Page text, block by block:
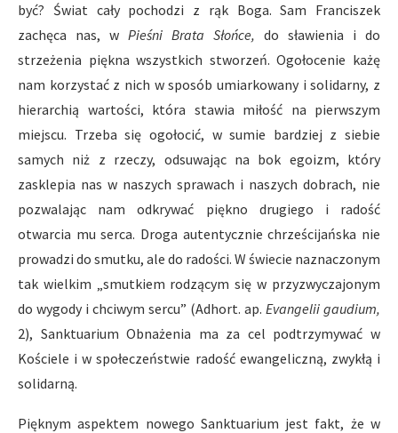
być? Świat cały pochodzi z rąk Boga. Sam Franciszek
zachęca nas, w Pieśni Brata Słońce, do sławienia i do
strzeżenia piękna wszystkich stworzeń. Ogołocenie każę
nam korzystać z nich w sposób umiarkowany i solidarny, z
hierarchią wartości, która stawia miłość na pierwszym
miejscu. Trzeba się ogołocić, w sumie bardziej z siebie
samych niż z rzeczy, odsuwając na bok egoizm, który
zasklepia nas w naszych sprawach i naszych dobrach, nie
pozwalając nam odkrywać piękno drugiego i radość
otwarcia mu serca. Droga autentycznie chrześcijańska nie
prowadzi do smutku, ale do radości. W świecie naznaczonym
tak wielkim „smutkiem rodzącym się w przyzwyczajonym
do wygody i chciwym sercu” (Adhort. ap. Evangelii gaudium,
2), Sanktuarium Obnażenia ma za cel podtrzymywać w
Kościele i w społeczeństwie radość ewangeliczną, zwykłą i
solidarną.
Pięknym aspektem nowego Sanktuarium jest fakt, że w